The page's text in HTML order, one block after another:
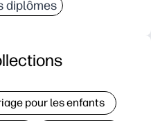
diplômes
pour les enfants